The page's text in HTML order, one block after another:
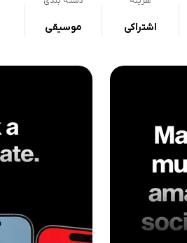
اشتراکی موسیقی